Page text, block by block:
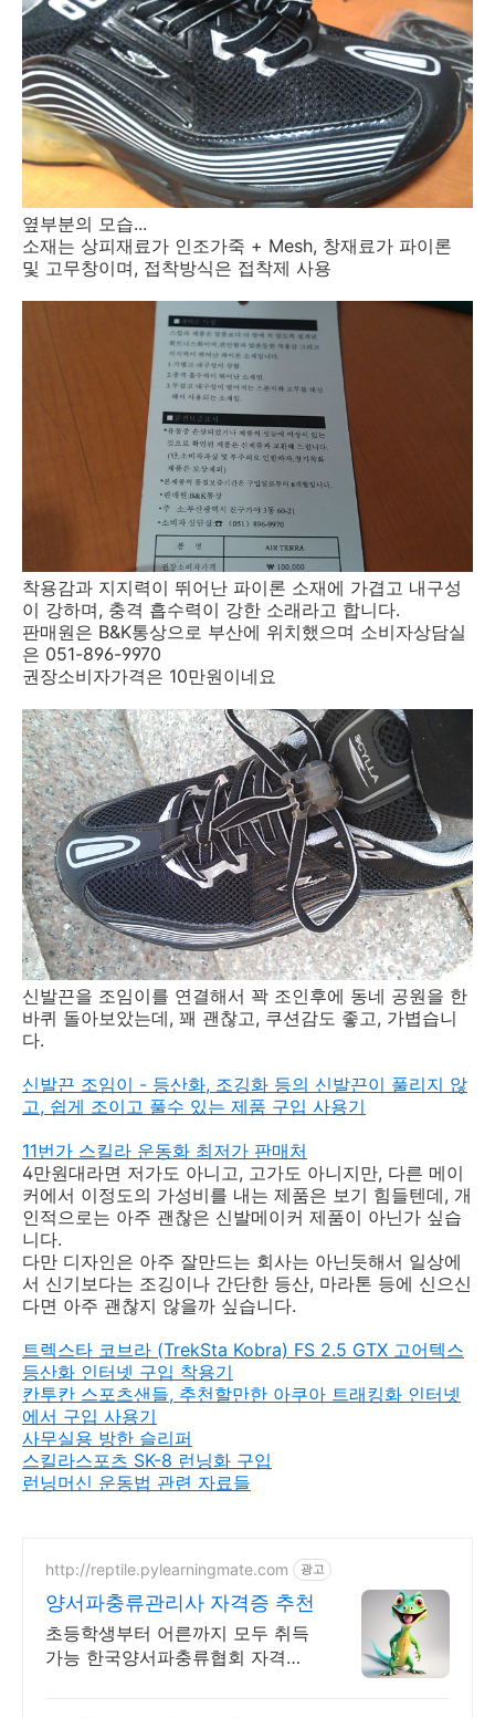
옆부분의 모습...
소재는 상피재료가 인조가죽 + Mesh, 창재료가 파이론
및 고무창이며, 접착방식은 접착제 사용
착용감과 지지력이 뛰어난 파이론 소재에 가겹고 내구성
이 강하며, 충격 흡수력이 강한 소래라고 합니다.
판매원은 B&K통상으로 부산에 위치했으며 소비자상담실
은 051-896-9970
권장소비자가격은 10만원이네요
신발끈을 조임이를 연결해서 꽉 조인후에 동네 공원을 한
바퀴 돌아보았는데, 꽤 괜찮고, 쿠션감도 좋고, 가볍습니
다.
신발끈 조임이 - 등산화, 조깅화 등의 신발끈이 풀리지 않
고, 쉽게 조이고 풀수 있는 제품 구입 사용기
11번가 스킬라 운동화 최저가 판매처
4만원대라면 저가도 아니고, 고가도 아니지만, 다른 메이
커에서 이정도의 가성비를 내는 제품은 보기 힘들텐데, 개
인적으로는 아주 괜찮은 신발메이커 제품이 아닌가 싶습
니다.
다만 디자인은 아주 잘만드는 회사는 아닌듯해서 일상에
서 신기보다는 조깅이나 간단한 등산, 마라톤 등에 신으신
다면 아주 괜찮지 않을까 싶습니다.
트렉스타 코브라 (TrekSta Kobra) FS 2.5 GTX 고어텍스
등산화 인터넷 구입 착용기
칸투칸 스포츠샌들, 추천할만한 아쿠아 트래킹화 인터넷
에서 구입 사용기
사무실용 방한 슬리퍼
스킬라스포츠 SK-8 런닝화 구입
런닝머신 운동법 관련 자료들
http://reptile.pylearningmate.com 광고
양서파충류관리사 자격증 추천
초등학생부터 어른까지 모두 취득
가능 한국양서파충류협회 자격증,